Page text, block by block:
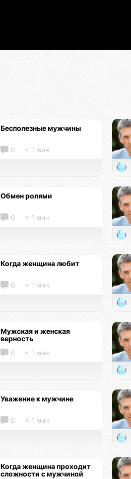
Бесполезные мужчины
0 < 1 мин.
Обмен ролями
0 < 1 мин.
Когда женщина любит
0 < 1 мин.
Мужская и женская
верность
0 < 1 мин.
Уважение к мужчине
0 < 1 мин.
Когда женщина проходит
сложности с мужчиной